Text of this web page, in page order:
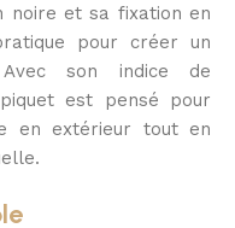
noire et sa fixation en
pour créer un
Avec son indice de
est pensé pour
en extérieur tout en